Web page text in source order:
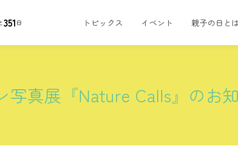
351日 トピックス イベント 親子の日と
写真展『Nature Calls』のお